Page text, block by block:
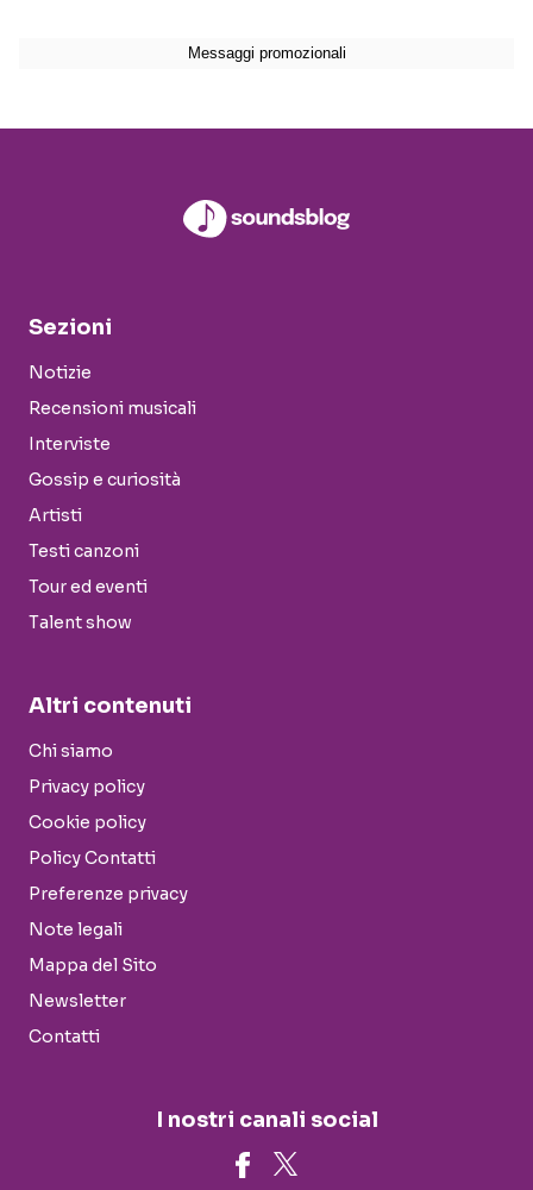
Sezioni
Notizie
Recensioni musicali
Interviste
Gossip e curiosità
Artisti
Testi canzoni
Tour ed eventi
Talent show
Altri contenuti
Chi siamo
Privacy policy
Cookie policy
Policy Contatti
Preferenze privacy
Note legali
Mappa del Sito
Newsletter
Contatti
I nostri canali social